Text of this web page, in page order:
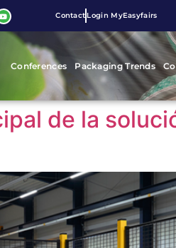
Contact Login MyEasyfairs
Conferences Packaging Trends
de la